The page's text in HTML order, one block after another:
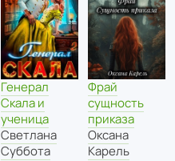
Генерал
Скала и
ученица
Светлана
Суббота
Фрай
сущность
приказа
Оксана
Карель